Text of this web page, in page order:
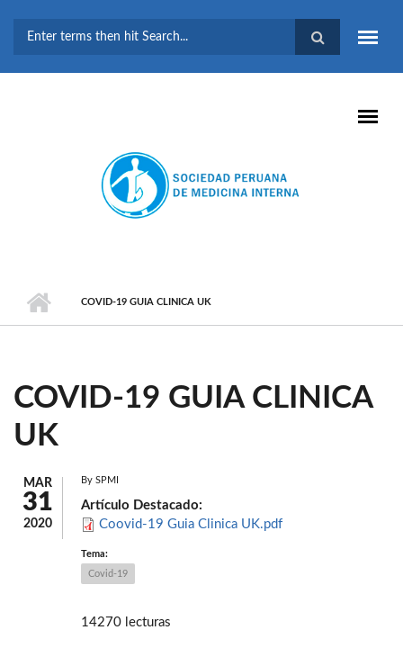
BÚSQUEDA
COVID-19 GUIA CLINICA UK
COVID-19 GUIA CLINICA
UK
MAR
31
2020
By SPMI
Artículo Destacado:
Coovid-19 Guia Clinica UK.pdf
Tema:
Covid-19
14270 lecturas